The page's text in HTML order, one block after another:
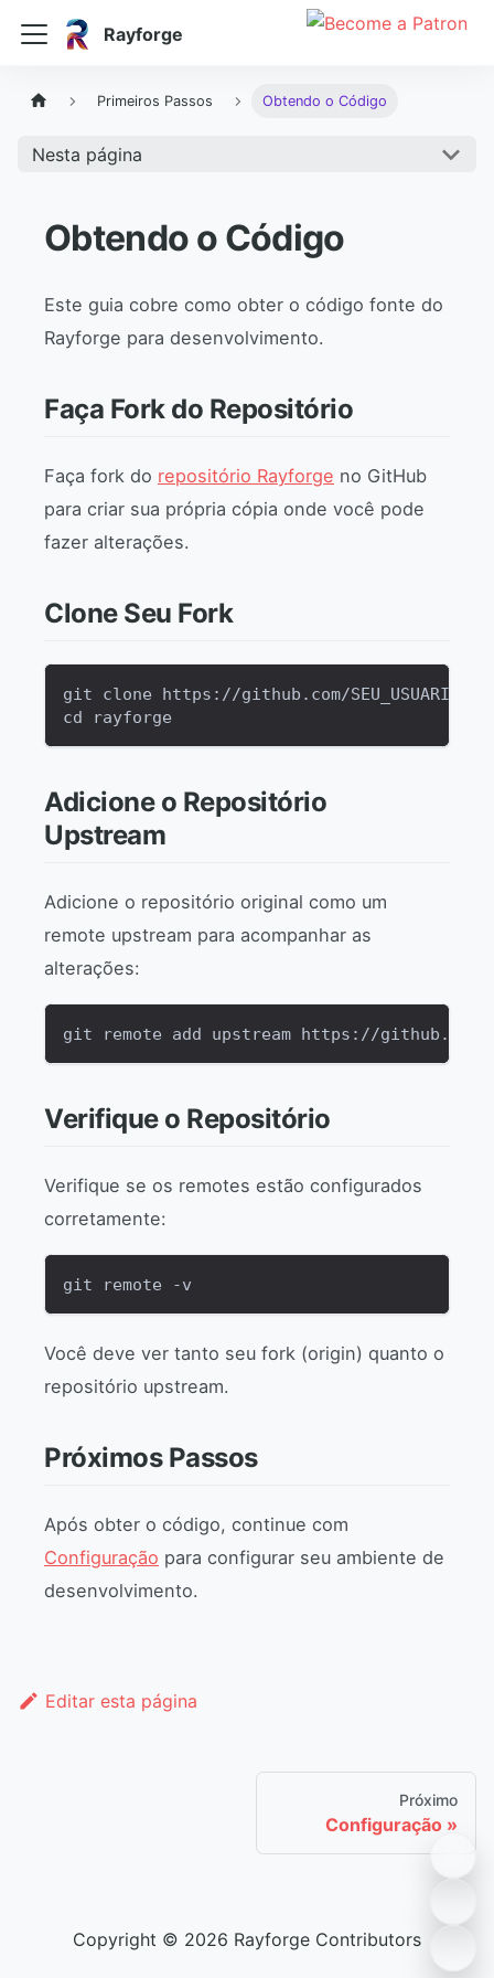
Rayforge
Primeiros Passos Obtendo o Código
Nesta página
Obtendo o Código
Este guia cobre como obter o código fonte do
Rayforge para desenvolvimento.
Faça Fork do Repositório
Faça fork do repositório Rayforge no GitHub
para criar sua própria cópia onde você pode
fazer alterações.
Clone Seu Fork
git clone https://github.com/SEU_USUARIO/
cd rayforge
Adicione o Repositório
Upstream
Adicione o repositório original como um
remote upstream para acompanhar as
alterações:
git remote add upstream https://
Verifique o Repositório
Verifique se os remotes estão configurados
corretamente:
git remote -v
Você deve ver tanto seu fork (origin) quanto o
repositório upstream.
Próximos Passos
Após obter o código, continue com
Configuração para configurar seu ambiente de
desenvolvimento.
Editar esta página
Próximo
Configuração
Copyright © 2026 Rayforge Contributors